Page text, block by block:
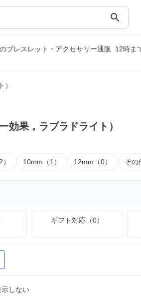
search
ブレスレット・アクセサリー通販
12時ま
効果，ラブラドライト）
10mm（1） 12mm（0） その
ギフト対応（0）
示しない